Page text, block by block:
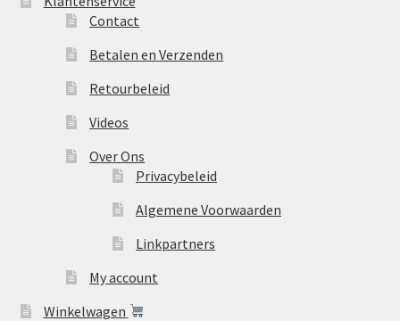
Contact
Betalen en Verzenden
Retourbeleid
Videos
Over Ons
Privacybeleid
Algemene Voorwaarden
Linkpartners
My account
Winkelwagen